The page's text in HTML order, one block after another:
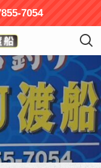
7054